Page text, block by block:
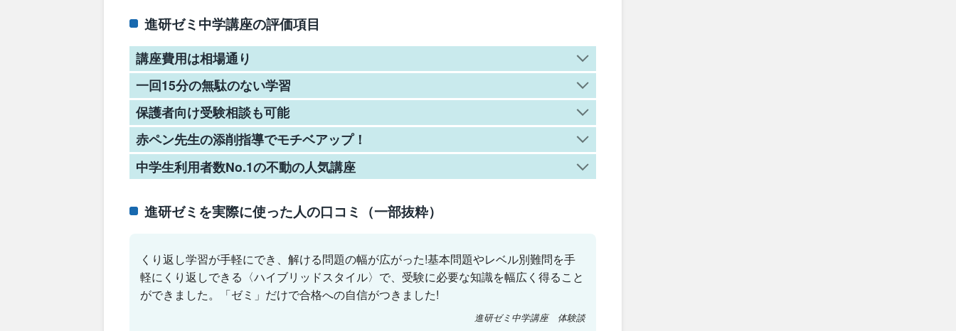
進研ゼミ中学講座の評価項目
講座費用は相場通り
一回15分の無駄のない学習
保護者向け受験相談も可能
赤ペン先生の添削指導でモチベアップ！
中学生利用者数No.1の不動の人気講座
進研ゼミを実際に使った人の口コミ（一部抜粋）
くり返し学習が手軽にでき、解ける問題の幅が広がった!基本問題やレベル別難問を手
軽にくり返しできる〈ハイブリッドスタイル〉で、受験に必要な知識を幅広く得ること
ができました。「ゼミ」だけで合格への自信がつきました!
進研ゼミ中学講座 体験談